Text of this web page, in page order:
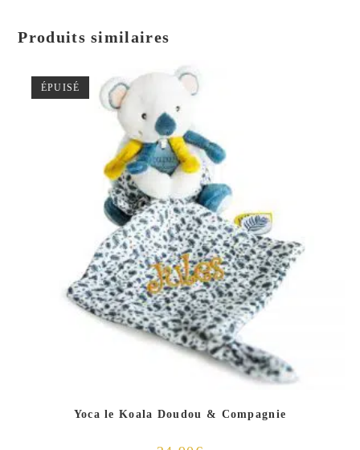
Produits similaires
ÉPUISÉ
Yoca le Koala Doudou & Compagnie